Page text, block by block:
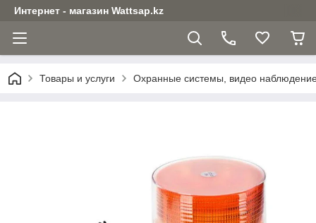
Интернет - магазин Wattsap.kz
Товары и услуги Охранные системы, видео